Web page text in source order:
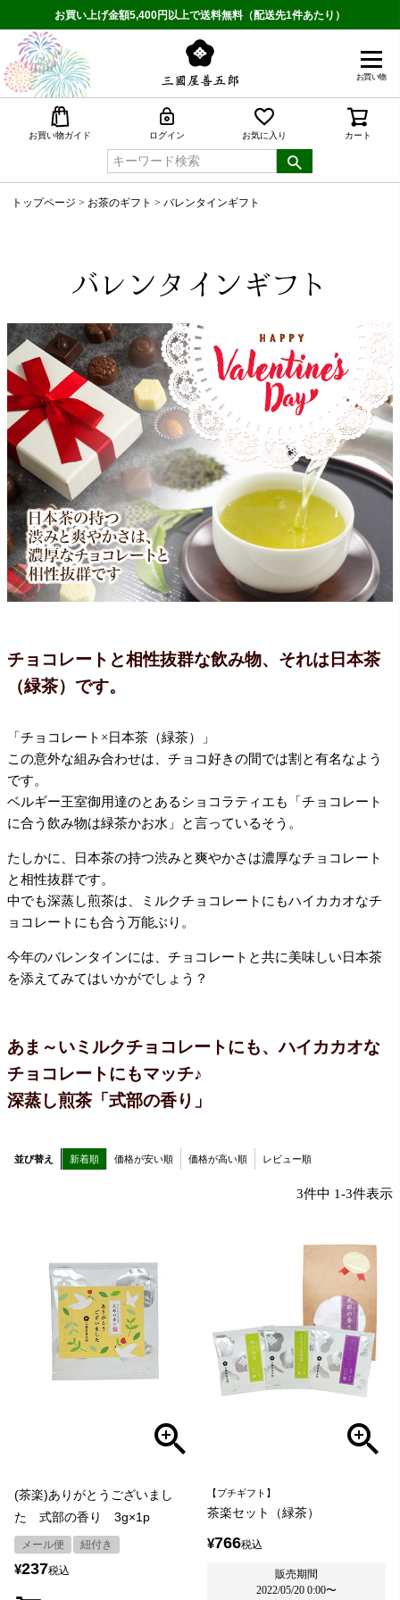
お買い上げ金額5,400円以上で送料無料（配送先1件あたり）
お買い物
お買い物ガイド ログイン お気に入り カート
トップページ お茶のギフト バレンタインギフト
バレンタインギフト
チョコレートと相性抜群な飲み物、 それは日本茶
（緑茶）です。
「チョコレート×日本茶（緑茶）」
この意外な組み合わせは、チョコ好きの間では割と有名なよう
です。
ベルギー王室御用達のとあるショコラティエも「チョコレート
に合う飲み物は緑茶かお水」と言っているそう。
たしかに、日本茶の持つ渋みと爽やかさは濃厚なチョコレート
と相性抜群です。
中でも深蒸し煎茶は、ミルクチョコレートにもハイカカオなチ
ョコレートにも合う万能ぶり。
今年のバレンタインには、チョコレートと共に美味しい日本茶
を添えてみてはいかがでしょう？
あま～いミルクチョコレートにも、ハイカカオな
チョコレートにもマッチ♪
深蒸し煎茶「式部の香り」
並び替え 新着順 価格が安い順 価格が高い順 レビュー順
3件中 1-3件表示
(茶楽)ありがとうございまし
た 式部の香り 3g×1p
メール便 紐付き
¥237税込
【プチギフト】
茶楽セット（緑茶）
¥766税込
販売期間
2022/05/20 0:00〜